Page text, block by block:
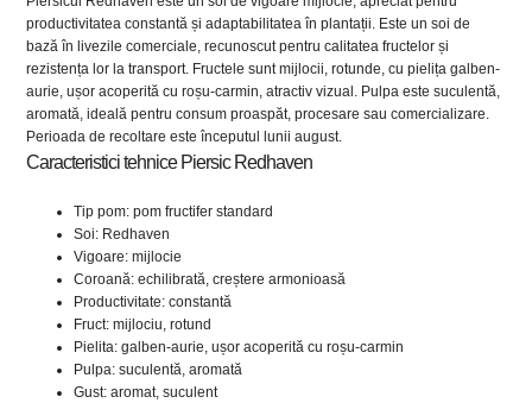
productivitatea constantă și adaptabilitatea în plantații. Este un soi de
bază în livezile comerciale, recunoscut pentru calitatea fructelor și
rezistența lor la transport. Fructele sunt mijlocii, rotunde, cu pielița galben-
aurie, ușor acoperită cu roșu-carmin, atractiv vizual. Pulpa este suculentă,
aromată, ideală pentru consum proaspăt, procesare sau comercializare.
Perioada de recoltare este începutul lunii august.
Caracteristici tehnice Piersic Redhaven
Tip pom: pom fructifer standard
Soi: Redhaven
Vigoare: mijlocie
Coroană: echilibrată, creștere armonioasă
Productivitate: constantă
Fruct: mijlociu, rotund
Pielita: galben-aurie, ușor acoperită cu roșu-carmin
Pulpa: suculentă, aromată
Gust: aromat, suculent